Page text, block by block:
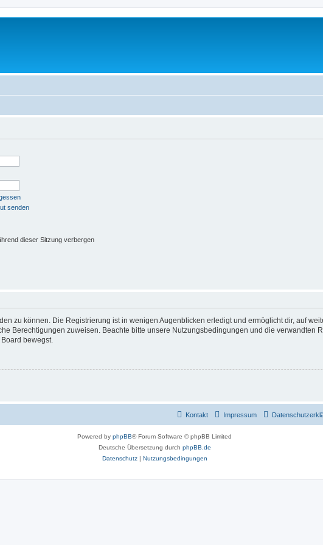
senden
dieser Sitzung verbergen
zu können. Die Registrierung ist in wenigen Augenblicken erledigt und ermöglicht dir, auf
Berechtigungen zuweisen. Beachte bitte unsere Nutzungsbedingungen und die verwandten
bewegst.
Impressum
Kontakt
Powered by phpBB® Forum Software © phpBB Limited
Deutsche Übersetzung durch phpBB.de
Datenschutz| Nutzungsbedingungen